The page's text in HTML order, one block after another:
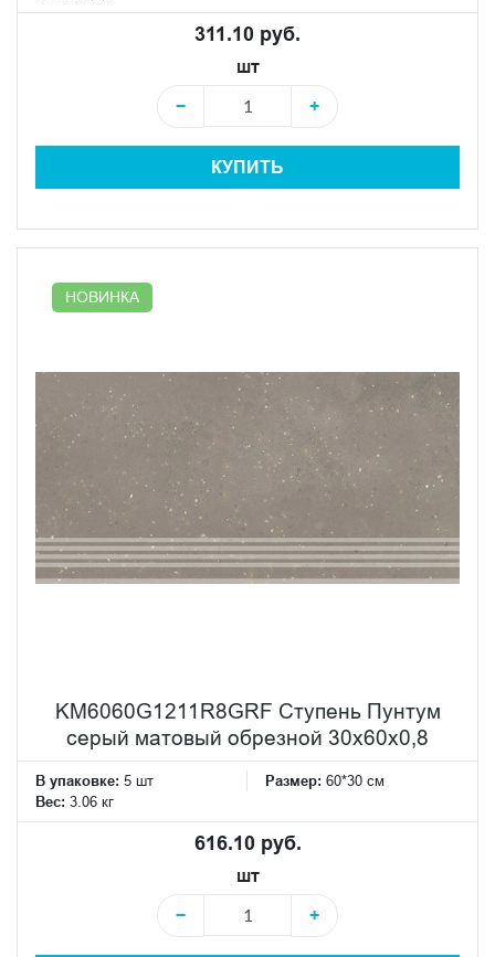
311.10 руб.
шт
−
+
КУПИТЬ
НОВИНКА
KM6060G1211R8GRF Ступень Пунтум
серый матовый обрезной 30x60x0,8
В упаковке: 5 шт Размер: 60*30 см
Вес: 3.06 кг
616.10 руб.
шт
−
+